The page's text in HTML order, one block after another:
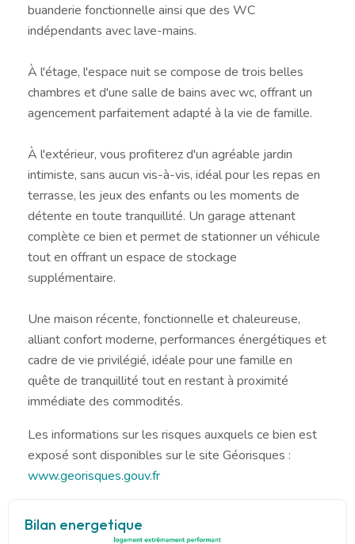
buanderie fonctionnelle ainsi que des WC
indépendants avec lave-mains.
À l'étage, l'espace nuit se compose de trois belles
chambres et d'une salle de bains avec wc, offrant un
agencement parfaitement adapté à la vie de famille.
À l'extérieur, vous profiterez d'un agréable jardin
intimiste, sans aucun vis-à-vis, idéal pour les repas en
terrasse, les jeux des enfants ou les moments de
détente en toute tranquillité. Un garage attenant
complète ce bien et permet de stationner un véhicule
tout en offrant un espace de stockage
supplémentaire.
Une maison récente, fonctionnelle et chaleureuse,
alliant confort moderne, performances énergétiques et
cadre de vie privilégié, idéale pour une famille en
quête de tranquillité tout en restant à proximité
immédiate des commodités.
Les informations sur les risques auxquels ce bien est
exposé sont disponibles sur le site Géorisques :
www.georisques.gouv.fr
Bilan energetique